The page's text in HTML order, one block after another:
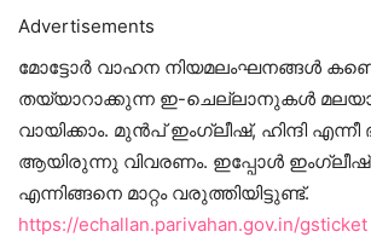
Advertisements
മോട്ടോർ വാഹന നിയമലംഘനങ്ങൾ
തയ്യാറാക്കുന്ന ഇ-ചെല്ലാനുകൾ
വായിക്കാം. മുൻപ് ഇംഗ്ലീഷ്, ഹിന്ദി
ആയിരുന്നു വിവരണം. ഇപ്പോൾ ഇംഗ്ലീഷ്
എന്നിങ്ങനെ മാറ്റം വരുത്തിയിട്ടുണ്ട്.
https://echallan.parivahan.gov.in/gsticket